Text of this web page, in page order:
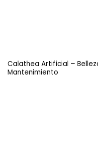
Calathea Artificial –
Mantenimiento